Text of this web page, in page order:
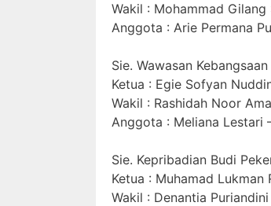
Wakil : Mohammad Gilang
Anggota : Arie Permana
Sie. Wawasan Kebangsaan
Ketua : Egie Sofyan
Wakil : Rashidah Noor
Anggota : Meliana Lestari
Sie. Kepribadian Budi
Ketua : Muhamad Lukman
Wakil : Denantia